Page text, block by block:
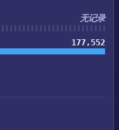
无记录
177,552